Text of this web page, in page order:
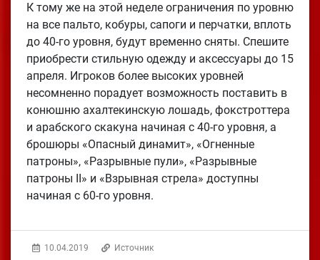
К тому же на этой неделе ограничения по уровню
на все пальто, кобуры, сапоги и перчатки, вплоть
до 40-го уровня, будут временно сняты. Спешите
приобрести стильную одежду и аксессуары до 15
апреля. Игроков более высоких уровней
несомненно порадует возможность поставить в
конюшню ахалтекинскую лошадь, фокстроттера
и арабского скакуна начиная с 40-го уровня, а
брошюры «Опасный динамит», «Огненные
патроны», «Разрывные пули», «Разрывные
патроны II» и «Взрывная стрела» доступны
начиная с 60-го уровня.
10.04.2019 Источник